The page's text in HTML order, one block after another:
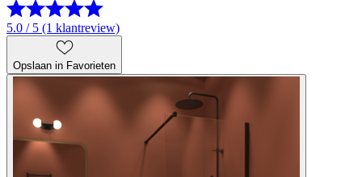
5.0 / 5 (1 klantreview)
Opslaan in Favorieten